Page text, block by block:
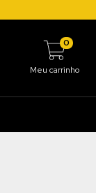
Meu carrinho
0